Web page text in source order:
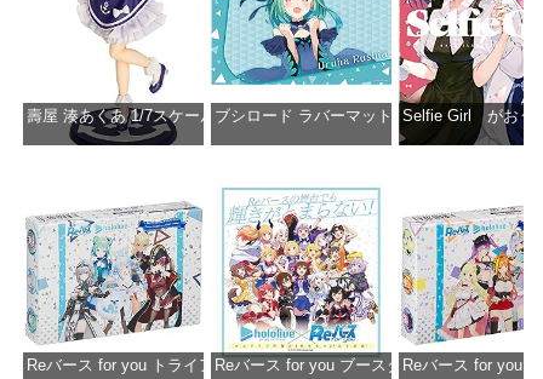
壽屋 湊あくあ 1/7スケール PVC製 塗装済み完成品フィギュア PP942
ブシロード ラバーマットコレクション
Selfie Girl がおう
Reバース for you トライアルデッキ ホロライブプロダクション ver.ホロ
Reバース for you ブースターパック ホロライ
Reバース for you